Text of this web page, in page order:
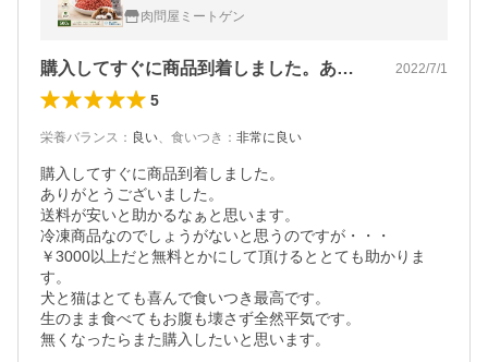
肉問屋ミートゲン
購入してすぐに商品到着しました。ありが… 2022/7/1
5
栄養バランス ： 良い、 食いつき ： 非常に良い
購入してすぐに商品到着しました。
ありがとうございました。
送料が安いと助かるなぁと思います。
冷凍商品なのでしょうがないと思うのですが・・・
￥3000以上だと無料とかにして頂けるととても助かりま
す。
犬と猫はとても喜んで食いつき最高です。
生のまま食べてもお腹も壊さず全然平気です。
無くなったらまた購入したいと思います。